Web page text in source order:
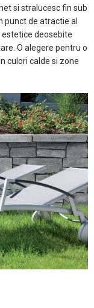
si stralucesc fin sub
punct de atractie al
deosebite
O alegere pentru o
culori calde si zone